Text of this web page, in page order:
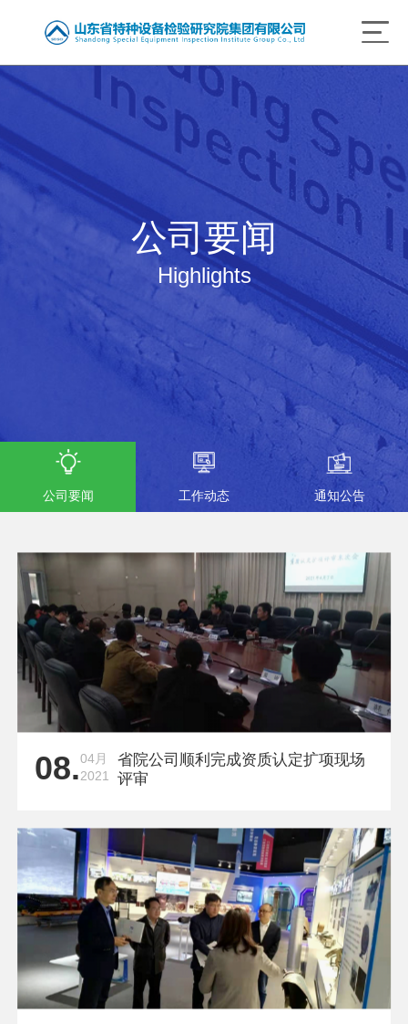
公司要闻
Highlights
公司要闻 工作动态 通知公告
08.04月
2021
省院公司顺利完成资质认定扩项现场
评审